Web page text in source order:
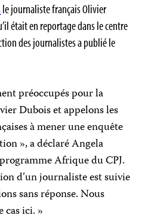
le journaliste français Olivier
était en reportage dans le centre
des journalistes a publié le
préoccupés pour la
Dubois et appelons les
à mener une enquête
», a déclaré Angela
Afrique du CPJ.
d’un journaliste est suivie
sans réponse. Nous
cas ici. »